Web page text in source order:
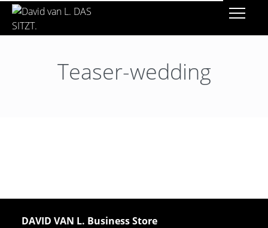
Teaser-wedding
DAVID VAN L. Business Store